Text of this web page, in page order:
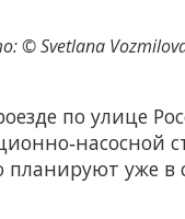
© Svetlana
по улице
планируют уже в